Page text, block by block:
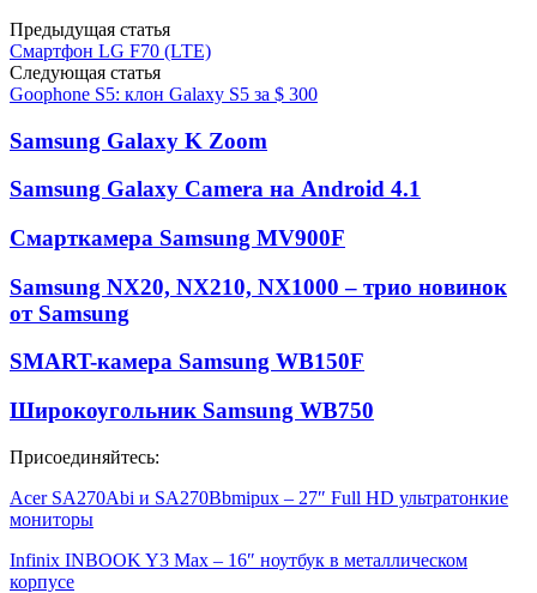
Предыдущая статья
Смартфон LG F70 (LTE)
Следующая статья
Goophone S5: клон Galaxy S5 за $ 300
Samsung Galaxy K Zoom
Samsung Galaxy Camera на Android 4.1
Смарткамера Samsung MV900F
Samsung NX20, NX210, NX1000 – трио новинок
от Samsung
SMART-камера Samsung WB150F
Широкоугольник Samsung WB750
Присоединяйтесь:
Acer SA270Abi и SA270Bbmipux – 27″ Full HD ультратонкие
мониторы
Infinix INBOOK Y3 Max – 16″ ноутбук в металлическом
корпусе